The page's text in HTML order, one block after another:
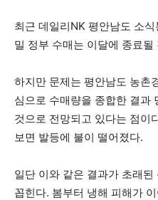
최근 데일리NK 평안남도 소
밀 정부 수매는 이달에 종료될
하지만 문제는 평안남도 농촌
심으로 수매량을 종합한 결과
것으로 전망되고 있다는 점이
보면 발등에 불이 떨어졌다.
일단 이와 같은 결과가 초래
꼽힌다. 봄부터 냉해 피해가